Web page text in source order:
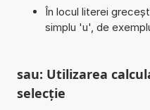
În locul literei
simplu 'u', de
sau: Utilizarea
selecție